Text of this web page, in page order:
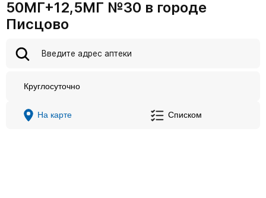
50МГ+12,5МГ №30 в городе
Писцово
Круглосуточно
На карте Списком